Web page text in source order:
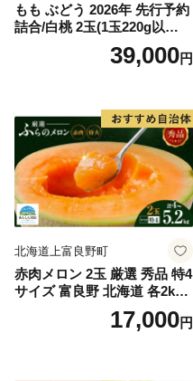
もも ぶどう 2026年 先行予約
詰合/白桃 2玉(1玉220g以
上)・シャインマスカット 晴
39,000円
北海道上富良野町
赤肉メロン 2玉 厳選 秀品 特4
サイズ 富良野 北海道 各2kg
～2.6kg 2玉 セット ファーム
富良野 メロン めろん 果物 く
17,000円